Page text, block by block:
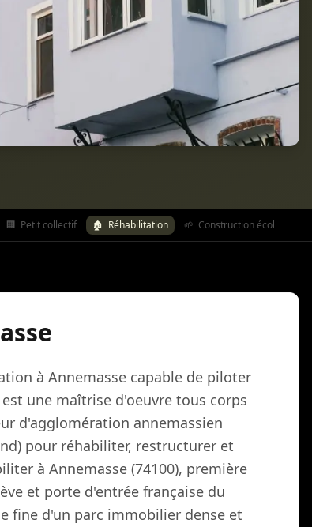
🏢 Petit collectif 🏚️ Réhabilitation 🌱 Construction écologique
à Annemasse capable de piloter
une maîtrise d'oeuvre tous corps
d'agglomération annemassien
pour réhabiliter, restructurer et
à Annemasse (74100), première
et porte d'entrée française du
fine d'un parc immobilier dense et